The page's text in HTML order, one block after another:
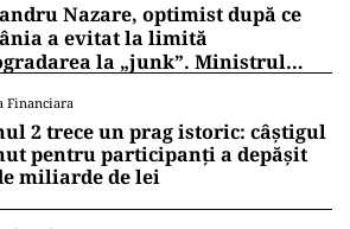
Nazare, optimist după ce
a evitat la limită
la „junk”. Ministrul
Financiara
2 trece un prag istoric: câștigul
pentru participanți a depășit
miliarde de lei